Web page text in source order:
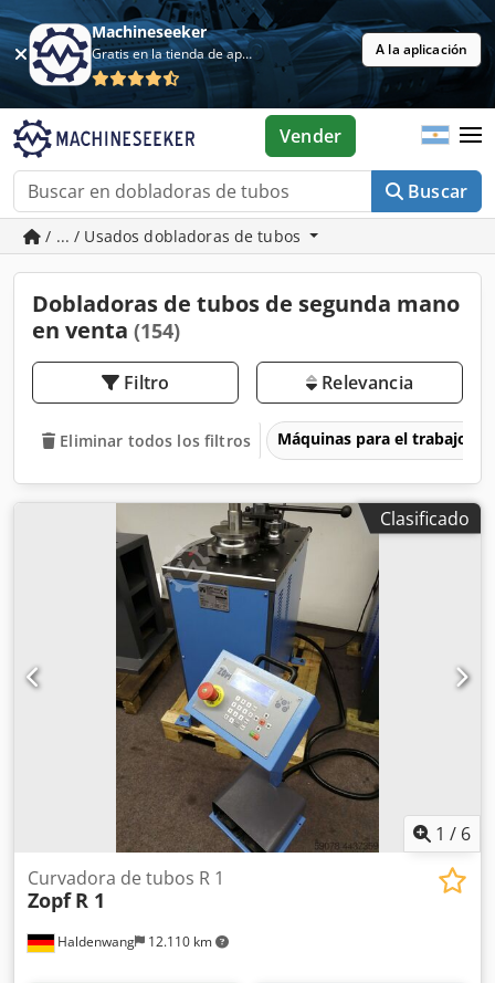
Machineseeker
Gratis en la tienda de aplicaciones A la aplicación
Buscar
Vender
/ ... / Usados dobladoras de tubos
Dobladoras de tubos de segunda mano
en venta (154)
Filtro Relevancia
Eliminar todos los filtros Máquinas para el trabajo
Clasificado
1 / 6
Haldenwang 12.110 km
Curvadora de tubos R 1
Zopf R 1